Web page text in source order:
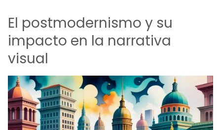
El postmodernismo y su
impacto en la narrativa
visual